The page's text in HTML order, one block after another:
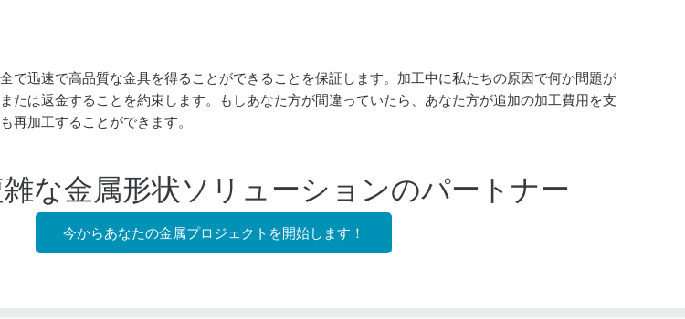
で迅速で高品質な金具を得ることができることを保証します。加工中に私たちの原因で何か問題が
たは返金することを約束します。もしあなた方が間違っていたら、あなた方が追加の加工費用を支
再加工することができます。
な金属形状ソリューションのパートナー
今からあなたの金属プロジェクトを開始します！